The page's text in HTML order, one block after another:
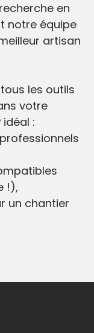
en
notre équipe
artisan
les outils
votre
:
!),
un chantier